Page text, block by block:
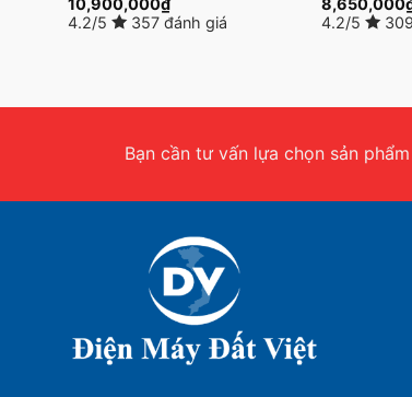
4.2/5
357 đánh giá
4.2/5
Bạn cần tư vấn lựa chọn sản